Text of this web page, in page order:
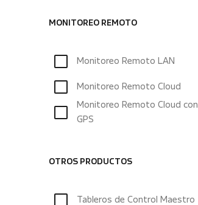
MONITOREO REMOTO
Monitoreo Remoto LAN
Monitoreo Remoto Cloud
Monitoreo Remoto Cloud con
GPS
OTROS PRODUCTOS
Tableros de Control Maestro